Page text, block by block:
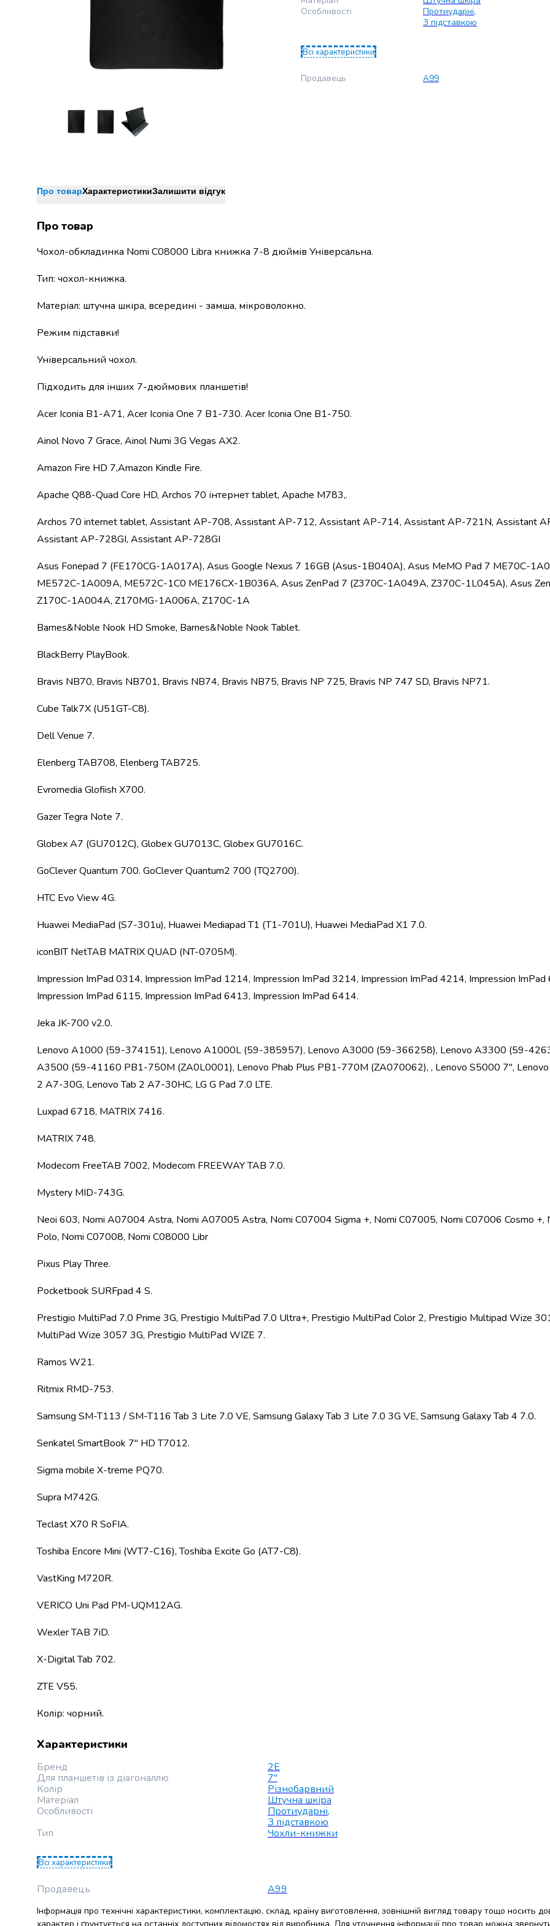
Джин
Текіла
мескаль
Лікери
Настоянки,
бальзами,
біттери
алкоголь
Сидри
Подарункові
алкоголю
Продукти
Макаронні
вироби
Сухі
Їжа
швидкого
приготування
та
приправи
Цукор
для
Борошно
Приправа
перець
сіль
Продукти
суші
ролів
та
для
Крупи
Гречана
Вівсяна
Бобові
Булгур
крупа
крупа
Кукурудзяна
крупа
Ячна
крупа
Перлова
крупа
Пшоно
Консервовані
продукти
консерви
консервація
консерви
консервація
та
маслини
Джеми
Консервовані
гриби
Варення
Соуси
і
Соуси
Кетчуп
паста
Маринади
Кондитерські
Шоколад
Печиво
Бісквіти
рулети
та
Пряники
Жувальна
льодяники
цукерки
та
маршмелоу
Кекси
Тістечка
Шоколадні
та
яйця
Торти
Особливості
Протиударні,
З підставкою
Всі характеристики
Продавець А99
Про товарХарактеристикиЗалишити відгук
Про товар
Чохол-обкладинка Nomi C08000 Libra книжка 7-8 дюймів Універсальна.
Тип: чохол-книжка.
Матеріал: штучна шкіра, всередині - замша, мікроволокно.
Режим підставки!
Універсальний чохол.
Підходить для інших 7-дюймових планшетів!
Acer Iconia B1-A71, Acer Iconia One 7 B1-730. Acer Iconia One B1-750.
Ainol Novo 7 Grace, Ainol Numi 3G Vegas AX2.
Amazon Fire HD 7,Amazon Kindle Fire.
Apache Q88-Quad Core HD, Archos 70 інтернет tablet, Apache M783,.
Archos 70 internet tablet, Assistant AP-708, Assistant AP-712, Assistant AP-714, Assistant AP-721N, Assistant
Assistant AP-728GI, Assistant AP-728GI
Asus Fonepad 7 (FE170CG-1A017A), Asus Google Nexus 7 16GB (Asus-1B040A), Asus MeMO Pad 7 ME70C-
ME572C-1A009A, ME572C-1C0 ME176CX-1B036A, Asus ZenPad 7 (Z370C-1A049A, Z370C-1L045A), Asus
Z170C-1A004A, Z170MG-1A006A, Z170C-1A
Barnes&Noble Nook HD Smoke, Barnes&Noble Nook Tablet.
BlackBerry PlayBook.
Bravis NB70, Bravis NB701, Bravis NB74, Bravis NB75, Bravis NP 725, Bravis NP 747 SD, Bravis NP71.
Cube Talk7X (U51GT-C8).
Dell Venue 7.
Elenberg TAB708, Elenberg TAB725.
Evromedia Glofiish X700.
Gazer Tegra Note 7.
Globex A7 (GU7012C), Globex GU7013C, Globex GU7016C.
GoClever Quantum 700. GoClever Quantum2 700 (TQ2700).
HTC Evo View 4G.
Huawei MediaPad (S7-301u), Huawei Mediapad T1 (T1-701U), Huawei MediaPad X1 7.0.
iconBIT NetTAB MATRIX QUAD (NT-0705M).
Impression ImPad 0314, Impression ImPad 1214, Impression ImPad 3214, Impression ImPad 4214, Impression ImPad
Impression ImPad 6115, Impression ImPad 6413, Impression ImPad 6414.
Jeka JK-700 v2.0.
Lenovo A1000 (59-374151), Lenovo A1000L (59-385957), Lenovo A3000 (59-366258), Lenovo A3300 (59-
A3500 (59-41160 PB1-750M (ZA0L0001), Lenovo Phab Plus PB1-770M (ZA070062), , Lenovo S5000 7",
2 A7-30G, Lenovo Tab 2 A7-30HC, LG G Pad 7.0 LTE.
Luxpad 6718, MATRIX 7416.
MATRIX 748.
Modecom FreeTAB 7002, Modecom FREEWAY TAB 7.0.
Mystery MID-743G.
Neoi 603, Nomi A07004 Astra, Nomi A07005 Astra, Nomi C07004 Sigma +, Nomi C07005, Nomi C07006 Cosmo +,
Polo, Nomi C07008, Nomi C08000 Libr
Pixus Play Three.
Pocketbook SURFpad 4 S.
Prestigio MultiPad 7.0 Prime 3G, Prestigio MultiPad 7.0 Ultra+, Prestigio MultiPad Color 2, Prestigio Multipad Wize
MultiPad Wize 3057 3G, Prestigio MultiPad WIZE 7.
Ramos W21.
Ritmix RMD-753.
Samsung SM-T113 / SM-T116 Tab 3 Lite 7.0 VE, Samsung Galaxy Tab 3 Lite 7.0 3G VE, Samsung Galaxy Tab 4 7.0.
Senkatel SmartBook 7" HD T7012.
Sigma mobile X-treme PQ70.
Supra M742G.
Teclast X70 R SoFIA.
Toshiba Encore Mini (WT7-C16), Toshiba Excite Go (AT7-C8).
VastKing M720R.
VERICO Uni Pad PM-UQM12AG.
Wexler TAB 7iD.
X-Digital Tab 702.
ZTE V55.
Колір: чорний.
Характеристики
Бренд
2E
Для планшетів із діагоналлю
7"
Колір
Різнобарвний
Матеріал
Штучна шкіра
Особливості
Протиударні,
З підставкою
Тип
Чохли-книжки
Всі характеристики
Продавець А99
Інформація про технічні характеристики, комплектацію, склад, країну виготовлення, зовнішній вигляд товару тощо носить